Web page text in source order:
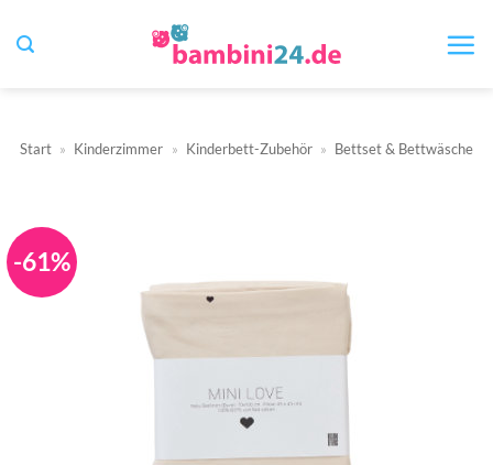
Inhalt
Start » Kinderzimmer » Kinderbett-Zubehör » Bettset & Bettwäsche
-61%